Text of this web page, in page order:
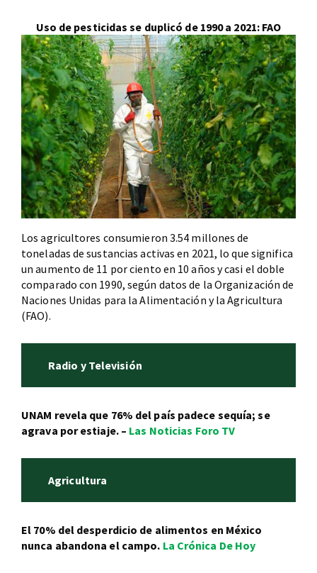
Uso de pesticidas se duplicó de 1990 a 2021: FAO
Los agricultores consumieron 3.54 millones de
toneladas de sustancias activas en 2021, lo que significa
un aumento de 11 por ciento en 10 años y casi el doble
comparado con 1990, según datos de la Organización de
Naciones Unidas para la Alimentación y la Agricultura
(FAO).
Radio y Televisión
UNAM revela que 76% del país padece sequía; se
agrava por estiaje. – Las Noticias Foro TV
Agricultura
El 70% del desperdicio de alimentos en México
nunca abandona el campo. La Crónica De Hoy